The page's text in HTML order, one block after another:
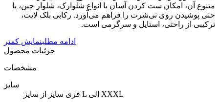
متنوع آن، امکان ست کردن آسان با انواع شلوارک، شلوار جین، یا
حتی پوشیدن روی تی‌شرت را فراهم می‌آورد. رکابی بلک لایت،
ترکیبی از راحتی، استایل و سرگرمی است.
ادامه مطلبنمایش کمتر
جزئیات محصول
مشخصات
سایز
فری سایز از سایز L الی XXXL